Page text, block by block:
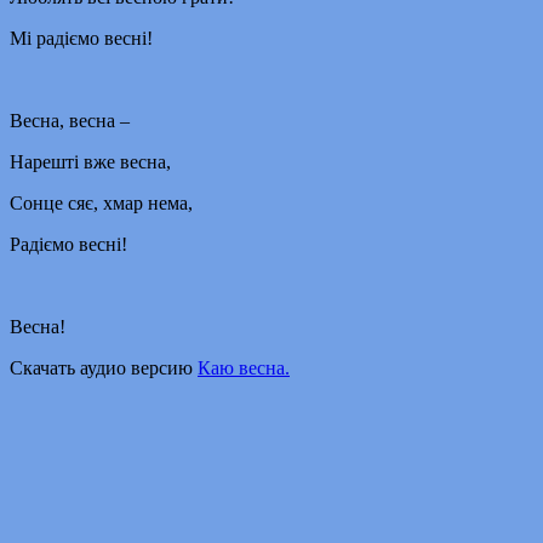
Мі радіємо весні!
Весна, весна –
Нарешті вже весна,
Сонце сяє, хмар нема,
Радіємо весні!
Весна!
Скачать аудио версию Каю весна.